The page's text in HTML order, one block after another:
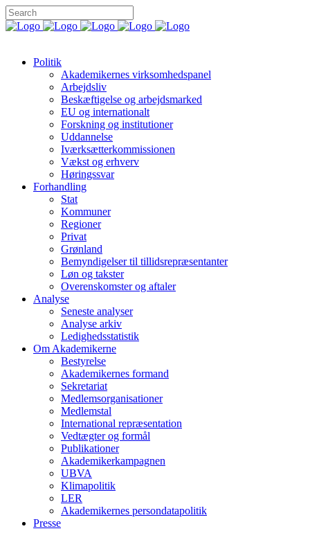
Politik
Akademikernes virksomhedspanel
Arbejdsliv
Beskæftigelse og arbejdsmarked
EU og internationalt
Forskning og institutioner
Uddannelse
Iværksætterkommissionen
Vækst og erhverv
Høringssvar
Forhandling
Stat
Kommuner
Regioner
Privat
Grønland
Bemyndigelser til tillidsrepræsentanter
Løn og takster
Overenskomster og aftaler
Analyse
Seneste analyser
Analyse arkiv
Ledighedsstatistik
Om Akademikerne
Bestyrelse
Akademikernes formand
Sekretariat
Medlemsorganisationer
Medlemstal
International repræsentation
Vedtægter og formål
Publikationer
Akademikerkampagnen
UBVA
Klimapolitik
LER
Akademikernes persondatapolitik
Presse